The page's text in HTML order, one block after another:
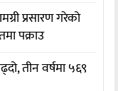
प्रसारण गरेको
पक्राउ
तीन वर्षमा ५६९